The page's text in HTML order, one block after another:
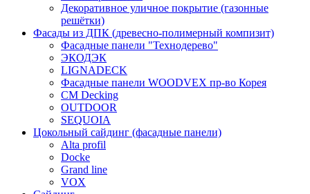
Декоративное уличное покрытие (газонные
решётки)
Фасады из ДПК (древесно-полимерный компизит)
Фасадные панели "Технодерево"
ЭКОДЭК
LIGNADECK
Фасадные панели WOODVEX пр-во Корея
CM Decking
OUTDOOR
SEQUOIA
Цокольный сайдинг (фасадные панели)
Alta profil
Docke
Grand line
VOX